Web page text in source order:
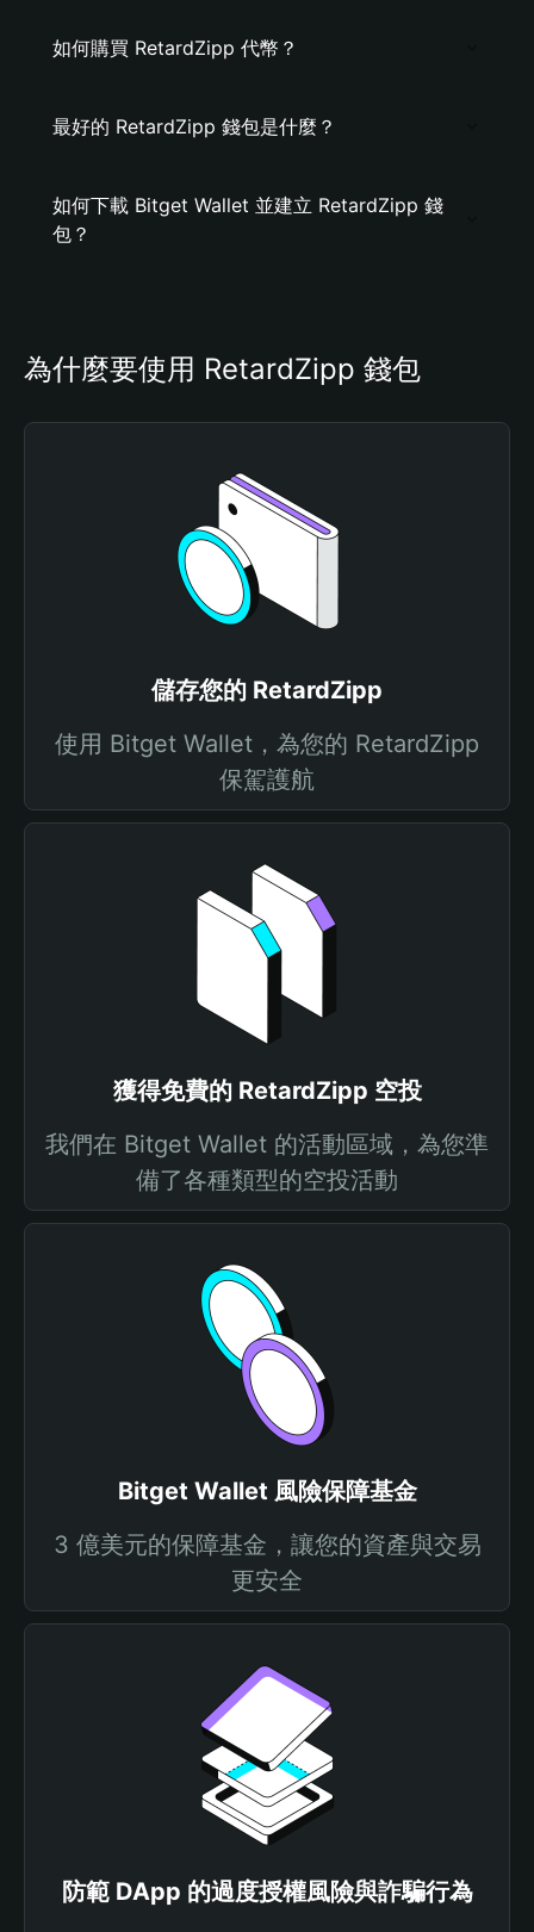
如何購買 RetardZipp 代幣？
最好的 RetardZipp 錢包是什麼？
如何下載 Bitget Wallet 並建立 RetardZipp 錢
包？
為什麼要使用 RetardZipp 錢包
儲存您的 RetardZipp
使用 Bitget Wallet，為您的 RetardZipp
保駕護航
獲得免費的 RetardZipp 空投
我們在 Bitget Wallet 的活動區域，為您準
備了各種類型的空投活動
Bitget Wallet 風險保障基金
3 億美元的保障基金，讓您的資產與交易
更安全
防範 DApp 的過度授權風險與詐騙行為